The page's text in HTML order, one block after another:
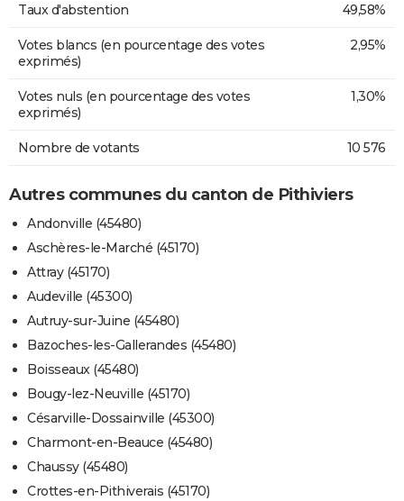
Taux d'abstention 49,58%
Votes blancs (en pourcentage des votes
exprimés)
2,95%
Votes nuls (en pourcentage des votes
exprimés)
1,30%
Nombre de votants 10 576
Autres communes du canton de Pithiviers
Andonville (45480)
Aschères-le-Marché (45170)
Attray (45170)
Audeville (45300)
Autruy-sur-Juine (45480)
Bazoches-les-Gallerandes (45480)
Boisseaux (45480)
Bougy-lez-Neuville (45170)
Césarville-Dossainville (45300)
Charmont-en-Beauce (45480)
Chaussy (45480)
Crottes-en-Pithiverais (45170)